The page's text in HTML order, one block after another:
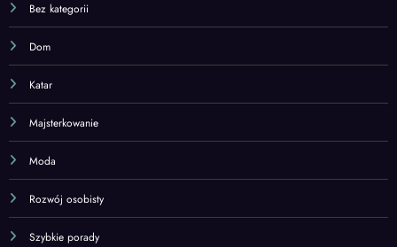
Bez kategorii
Dom
Katar
Majsterkowanie
Moda
Rozwój osobisty
Szybkie porady